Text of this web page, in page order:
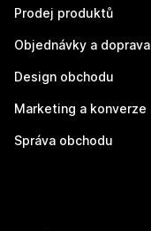
Prodej produktů
Objednávky a doprava
Design obchodu
Marketing a konverze
Správa obchodu